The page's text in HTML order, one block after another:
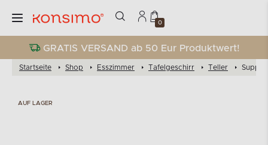
0
GRATIS VERSAND ab 50 Eur Produktwert!
Startseite Shop Esszimmer Tafelgeschirr Teller
AUF LAGER